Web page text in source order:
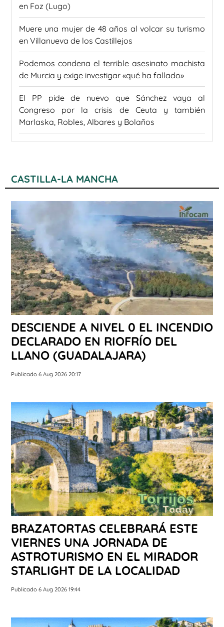
en Foz (Lugo)
Muere una mujer de 48 años al volcar su turismo
en Villanueva de los Castillejos
Podemos condena el terrible asesinato machista
de Murcia y exige investigar «qué ha fallado»
El PP pide de nuevo que Sánchez vaya al
Congreso por la crisis de Ceuta y también
Marlaska, Robles, Albares y Bolaños
CASTILLA-LA MANCHA
DESCIENDE A NIVEL 0 EL INCENDIO
DECLARADO EN RIOFRÍO DEL
LLANO (GUADALAJARA)
Publicado 6 Aug 2026 20:17
BRAZATORTAS CELEBRARÁ ESTE
VIERNES UNA JORNADA DE
ASTROTURISMO EN EL MIRADOR
STARLIGHT DE LA LOCALIDAD
Publicado 6 Aug 2026 19:44